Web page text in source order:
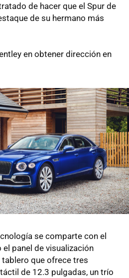
de hacer que el Spur de
de su hermano más
en obtener dirección en
se comparte con el
el panel de visualización
que ofrece tres
de 12.3 pulgadas, un trío